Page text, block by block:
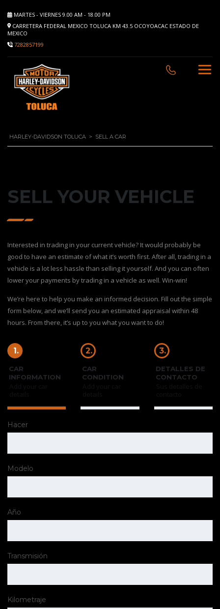
MARTES - VIERNES 9.00 AM - 18.00 PM
CARRETERA FEDERAL MEXICO TOLUCA KM 43.5 OCOYOACAC ESTADO DE
MEXICO
7282857199
HARLEY-DAVIDSON TOLUCA > SELL A CAR
SELL YOUR VEHICLE
Interested in trading in your current vehicle? It would probably be
good to have an estimate of what it’s worth first. After all, trading in a
vehicle is a lot less hassle than selling it yourself. And you can often
lower your payments by trading in a vehicle as well. Win-win!
We’re here to help you make an informed decision. Fill out the simple
form below, and we’ll send you an estimated appraisal within 48
hours. From there, it’s up to you what you want to do!
1.
CAR
INFORMATION
2.
CAR
CONDITION
3.
DETALLES DE
CONTACTO
Hacer
Modelo
Año
Transmisión
Kilometraje